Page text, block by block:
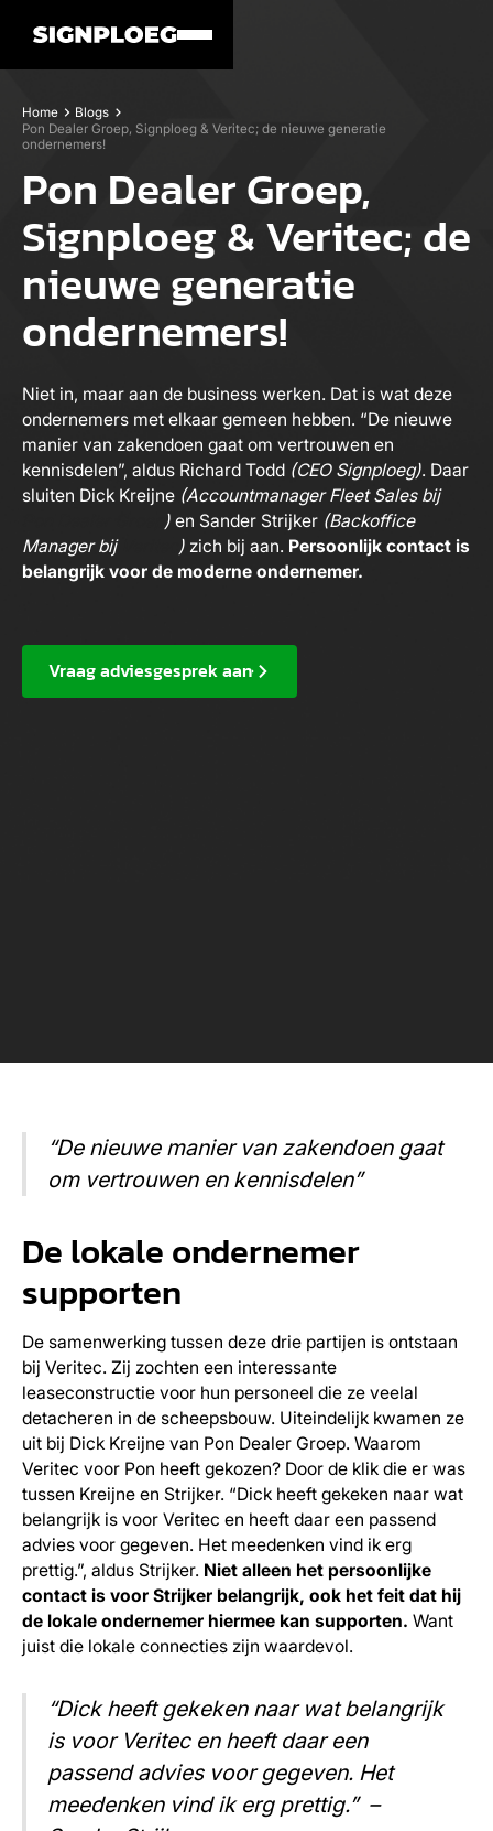
Home
Blogs
Pon Dealer Groep, Signploeg & Veritec; de nieuwe generatie
ondernemers!
Pon Dealer Groep,
Signploeg & Veritec; de
nieuwe generatie
ondernemers!
Niet in, maar aan de business werken. Dat is wat deze
ondernemers met elkaar gemeen hebben. “De nieuwe
manier van zakendoen gaat om vertrouwen en
kennisdelen”, aldus Richard Todd (CEO Signploeg). Daar
sluiten Dick Kreijne (Accountmanager Fleet Sales bij
)en Sander Strijker (Backoffice
Manager bij
)zich bij aan. Persoonlijk contact is
belangrijk voor de moderne ondernemer.
Vraag adviesgesprek aan
“De nieuwe manier van zakendoen gaat
om vertrouwen en kennisdelen”
De lokale ondernemer
supporten
De samenwerking tussen deze drie partijen is ontstaan
bij Veritec. Zij zochten een interessante
leaseconstructie voor hun personeel die ze veelal
detacheren in de scheepsbouw. Uiteindelijk kwamen ze
uit bij Dick Kreijne van Pon Dealer Groep. Waarom
Veritec voor Pon heeft gekozen? Door de klik die er was
tussen Kreijne en Strijker. “Dick heeft gekeken naar wat
belangrijk is voor Veritec en heeft daar een passend
advies voor gegeven. Het meedenken vind ik erg
prettig.”, aldus Strijker. Niet alleen het persoonlijke
contact is voor Strijker belangrijk, ook het feit dat hij
de lokale ondernemer hiermee kan supporten. Want
juist die lokale connecties zijn waardevol.
“Dick heeft gekeken naar wat belangrijk
is voor Veritec en heeft daar een
passend advies voor gegeven. Het
meedenken vind ik erg prettig.” –